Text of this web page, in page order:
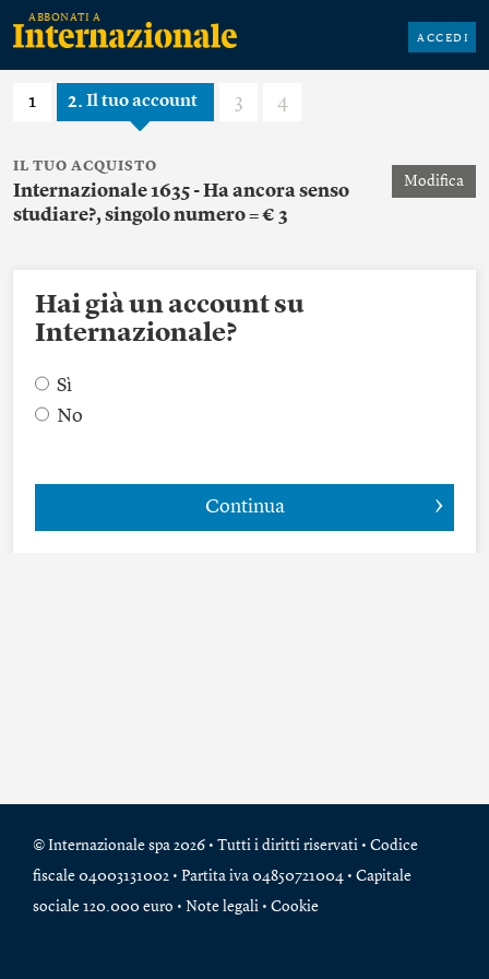
ACCEDI
1 2 Il tuo account 3 4
IL TUO ACQUISTO
Internazionale 1635 - Ha ancora senso
studiare?, singolo numero = € 3
Modifica
Hai già un account su
Internazionale?
Sì
No
Continua
© Internazionale spa 2026 • Tutti i diritti riservati • Codice
fiscale 04003131002 • Partita iva 04850721004 • Capitale
sociale 120.000 euro • Note legali • Cookie